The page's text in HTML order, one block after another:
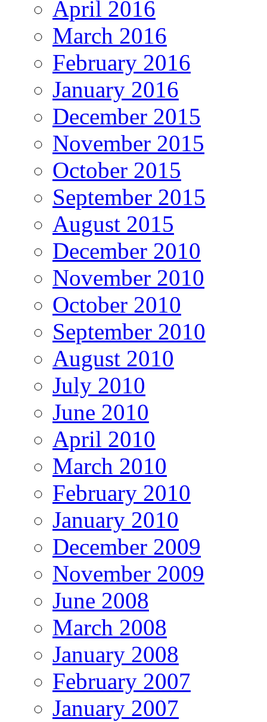
April 2016
March 2016
February 2016
January 2016
December 2015
November 2015
October 2015
September 2015
August 2015
December 2010
November 2010
October 2010
September 2010
August 2010
July 2010
June 2010
April 2010
March 2010
February 2010
January 2010
December 2009
November 2009
June 2008
March 2008
January 2008
February 2007
January 2007